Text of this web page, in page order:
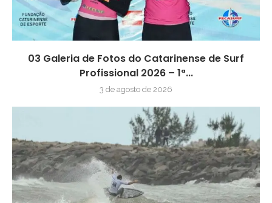
03 Galeria de Fotos do Catarinense de Surf
Profissional 2026 – 1ª...
3 de agosto de 2026